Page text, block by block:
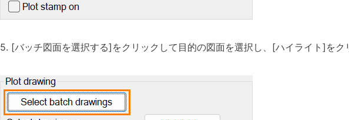
5. [バッチ図面を選択する]をクリックして目的の図面を選択し、[ハイライト]をク